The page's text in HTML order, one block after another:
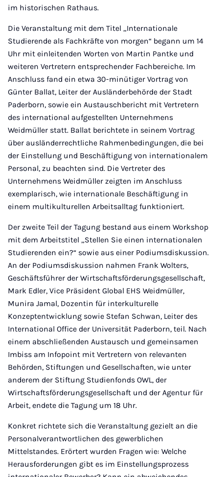
im historischen Rathaus.
Die Veranstaltung mit dem Titel „Internationale
Studierende als Fachkräfte von morgen“ begann um 14
Uhr mit einleitenden Worten von Martin Pantke und
weiteren Vertretern entsprechender Fachbereiche. Im
Anschluss fand ein etwa 30-minütiger Vortrag von
Günter Ballat, Leiter der Ausländerbehörde der Stadt
Paderborn, sowie ein Austauschbericht mit Vertretern
des international aufgestellten Unternehmens
Weidmüller statt. Ballat berichtete in seinem Vortrag
über ausländerrechtliche Rahmenbedingungen, die bei
der Einstellung und Beschäftigung von internationalem
Personal, zu beachten sind. Die Vertreter des
Unternehmens Weidmüller zeigten im Anschluss
exemplarisch, wie internationale Beschäftigung in
einem multikulturellen Arbeitsalltag funktioniert.
Der zweite Teil der Tagung bestand aus einem Workshop
mit dem Arbeitstitel „Stellen Sie einen internationalen
Studierenden ein?“ sowie aus einer Podiumsdiskussion.
An der Podiumsdiskussion nahmen Frank Wolters,
Geschäftsführer der Wirtschaftsförderungsgesellschaft,
Mark Edler, Vice Präsident Global EHS Weidmüller,
Munira Jamal, Dozentin für interkulturelle
Konzeptentwicklung sowie Stefan Schwan, Leiter des
International Office der Universität Paderborn, teil. Nach
einem abschließenden Austausch und gemeinsamen
Imbiss am Infopoint mit Vertretern von relevanten
Behörden, Stiftungen und Gesellschaften, wie unter
anderem der Stiftung Studienfonds OWL, der
Wirtschaftsförderungsgesellschaft und der Agentur für
Arbeit, endete die Tagung um 18 Uhr.
Konkret richtete sich die Veranstaltung gezielt an die
Personalverantwortlichen des gewerblichen
Mittelstandes. Erörtert wurden Fragen wie: Welche
Herausforderungen gibt es im Einstellungsprozess